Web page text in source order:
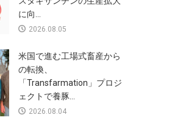
に向...
2026.08.05
米国で進む工場式畜産から
の転換、
「Transfarmation」プロジ
ェクトで養豚...
2026.08.04